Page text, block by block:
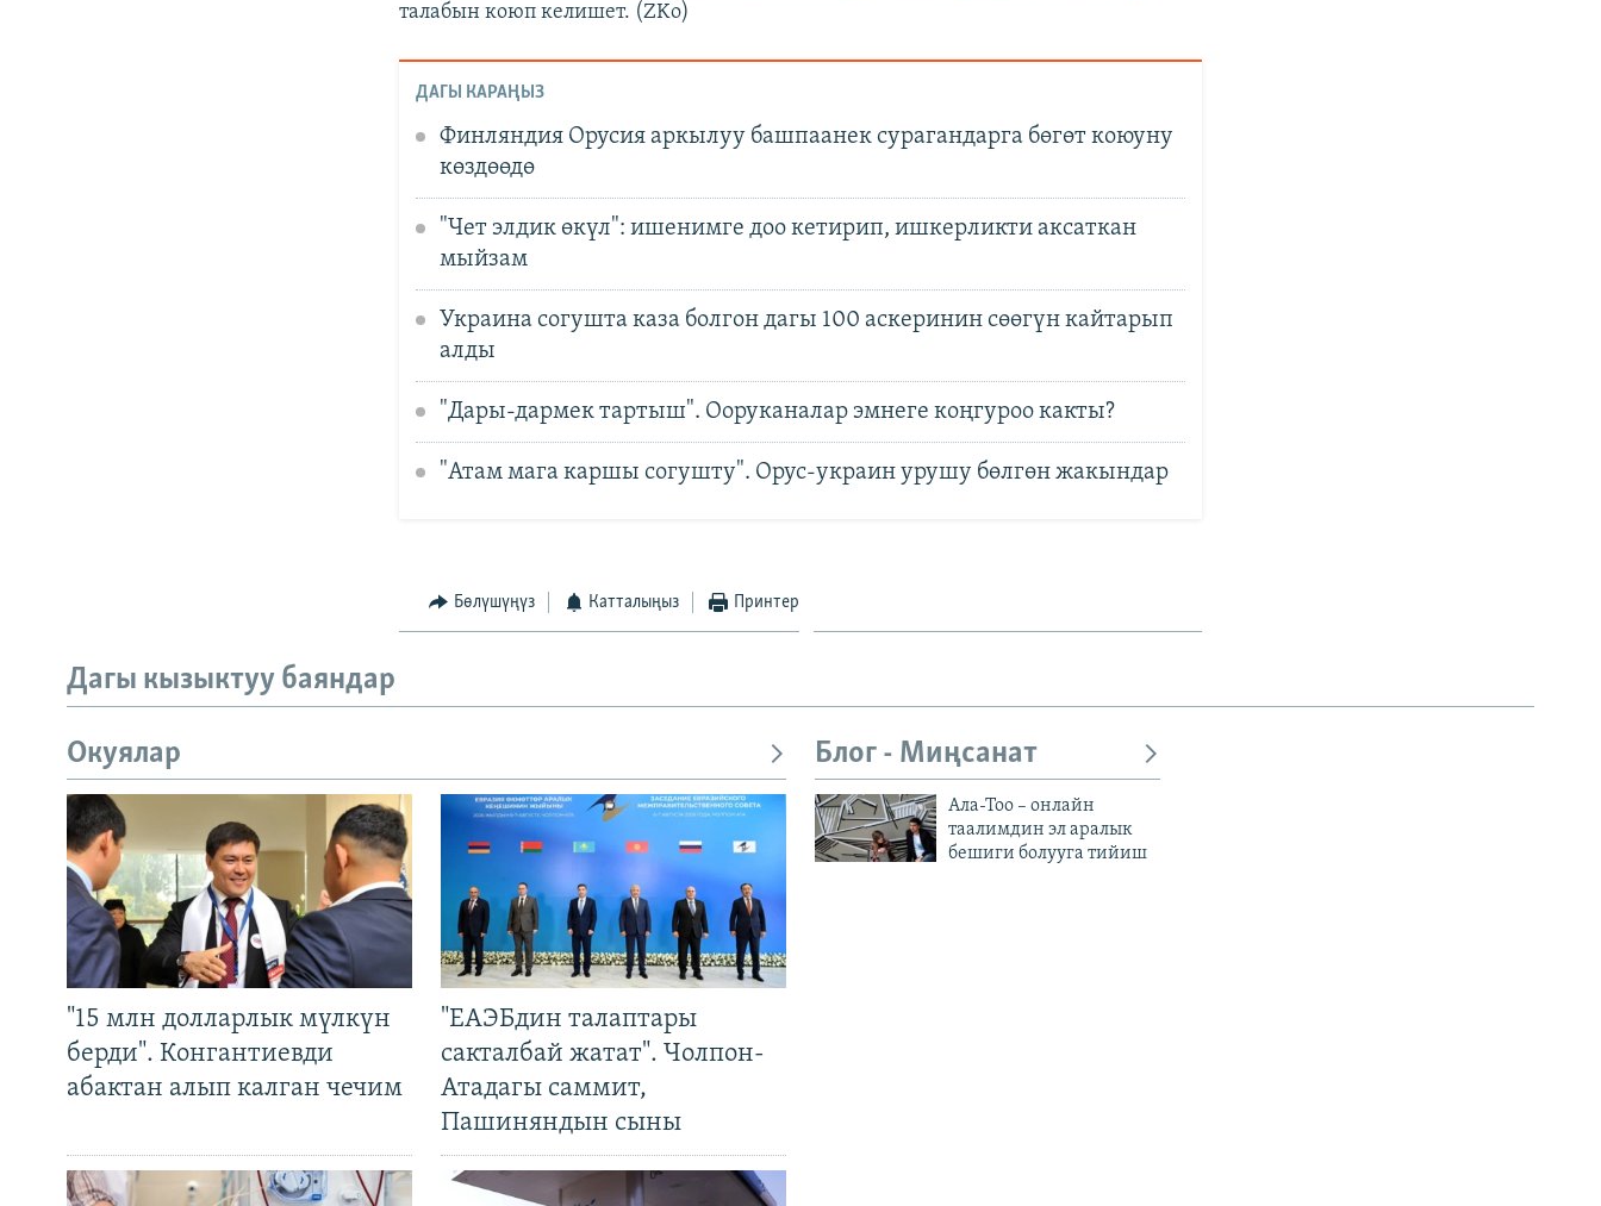
талабын коюп келишет. (ZKo)
ДАГЫ КАРАҢЫЗ
Финляндия Орусия аркылуу башпаанек сурагандарга бөгөт коюуну
көздөөдө
"Чет элдик өкүл": ишенимге доо кетирип, ишкерликти аксаткан
мыйзам
Украина согушта каза болгон дагы 100 аскеринин сөөгүн кайтарып
алды
"Дары-дармек тартыш". Ооруканалар эмнеге коңгуроо какты?
"Атам мага каршы согушту". Орус-украин урушу бөлгөн жакындар
Бөлүшүңүз Катталыңыз Принтер
Дагы кызыктуу баяндар
Окуялар
"15 млн долларлык мүлкүн
берди". Конгантиевди
абактан алып калган чечим
"ЕАЭБдин талаптары
сакталбай жатат". Чолпон-
Атадагы саммит,
Пашиняндын сыны
Блог - Миңсанат
Ала-Тоо – онлайн
таалимдин эл аралык
бешиги болууга тийиш